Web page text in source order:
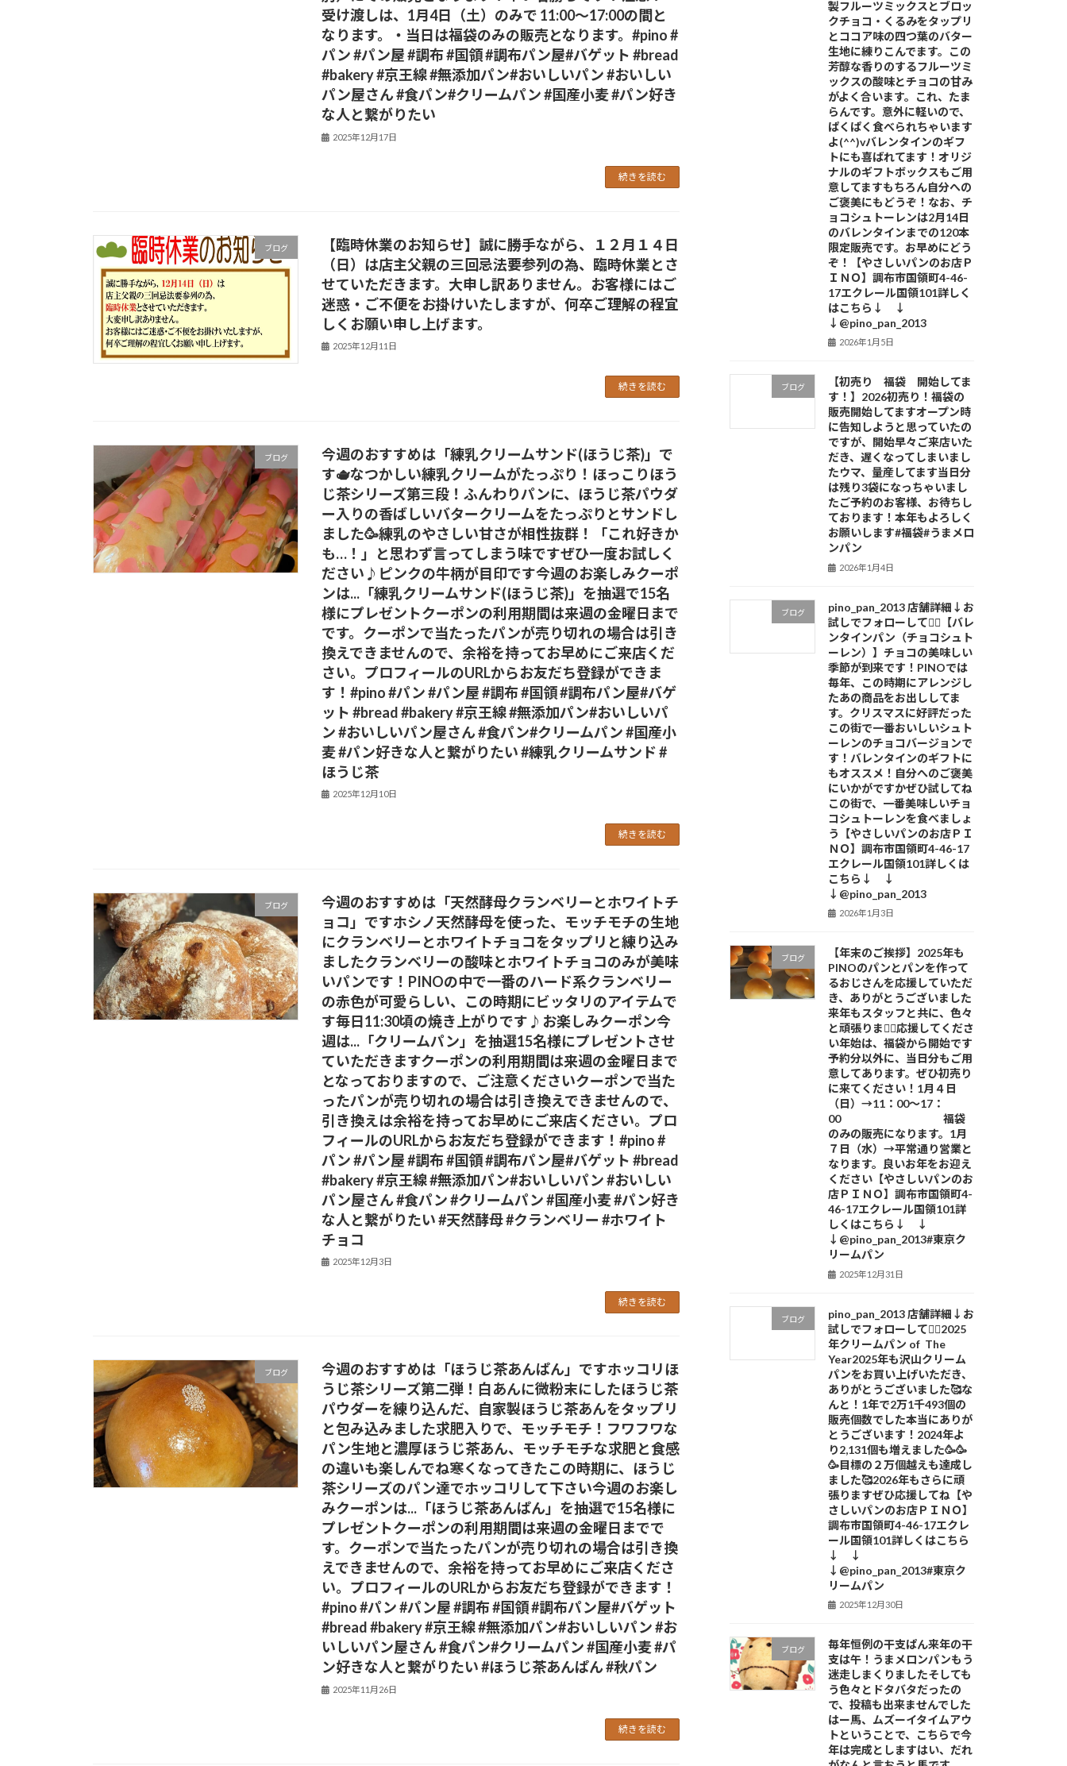
受け渡しは、1月4日（土）のみで 11:00～17:00の間と
なります。・当日は福袋のみの販売となります。#pino #
パン #パン屋 #調布 #国領 #調布パン屋⁡#バゲット #bread
#bakery #京王線 #無添加パン⁡#おいしいパン #おいしい
パン屋さん #食パン⁡#クリームパン #国産小麦 #パン好き
な人と繋がりたい
2025年12月17日
続きを読む
ブログ
【臨時休業のお知らせ】誠に勝手ながら、１２月１４日
（日）は店主父親の三回忌法要参列の為、臨時休業とさ
せていただきます。大申し訳ありません。お客様にはご
迷惑・ご不便をお掛けいたしますが、何卒ご理解の程宜
しくお願い申し上げます。
2025年12月11日
続きを読む
ブログ
今週のおすすめは「練乳クリームサンド(ほうじ茶)」で
す🫖なつかしい練乳クリームがたっぷり！ほっこりほう
じ茶シリーズ第三段！ふんわりパンに、ほうじ茶パウダ
ー入りの香ばしいバタークリームをたっぷりとサンドし
ました🥳練乳のやさしい甘さが相性抜群！「これ好きか
も…！」と思わず言ってしまう味ですぜひ一度お試しく
ださい♪ピンクの牛柄が目印です今週のお楽しみクーポ
ンは...「練乳クリームサンド(ほうじ茶)」を抽選で15名
様にプレゼントクーポンの利用期間は来週の金曜日まで
です。クーポンで当たったパンが売り切れの場合は引き
換えできませんので、余裕を持ってお早めにご来店くだ
さい。プロフィールのURLからお友だち登録ができま
す！#pino #パン #パン屋 #調布 #国領 #調布パン屋⁡#バゲ
ット #bread #bakery #京王線 #無添加パン⁡#おいしいパ
ン #おいしいパン屋さん #食パン⁡#クリームパン #国産小
麦 #パン好きな人と繋がりたい #練乳クリームサンド #
ほうじ茶
2025年12月10日
続きを読む
ブログ
今週のおすすめは「天然酵母クランベリーとホワイトチ
ョコ」ですホシノ天然酵母を使った、モッチモチの生地
にクランベリーとホワイトチョコをタップリと練り込み
ました️クランベリーの酸味とホワイトチョコのみが美味
いパンです！PINOの中で一番のハード系クランベリー
の赤色が可愛らしい、この時期にビッタリのアイテムで
す毎日11:30頃の焼き上がりです♪お楽しみクーポン今
週は...「クリームパン」を抽選15名様にプレゼントさせ
ていただきますクーポンの利用期間は来週の金曜日まで
となっておりますので、ご注意ください️クーポンで当た
ったパンが売り切れの場合は引き換えできませんので、
引き換えは余裕を持ってお早めにご来店ください。プロ
フィールのURLからお友だち登録ができます！#pino #
パン #パン屋 #調布 #国領 #調布パン屋⁡#バゲット #bread
#bakery #京王線 #無添加パン⁡#おいしいパン #おいしい
パン屋さん #食パン ⁡#クリームパン #国産小麦 #パン好き
な人と繋がりたい #天然酵母 #クランベリー #ホワイト
チョコ
2025年12月3日
続きを読む
ブログ
今週のおすすめは「ほうじ茶あんぱん」ですホッコリほ
うじ茶シリーズ第二弾！白あんに微粉末にしたほうじ茶
パウダーを練り込んだ、自家製ほうじ茶あんをタップリ
と包み込みました️求肥入りで、モッチモチ！フワフワな
パン生地と濃厚ほうじ茶あん、モッチモチな求肥と食感
の違いも楽しんでね寒くなってきたこの時期に、ほうじ
茶シリーズのパン達でホッコリして下さい今週のお楽し
みクーポンは...「ほうじ茶あんぱん」を抽選で15名様に
プレゼントクーポンの利用期間は来週の金曜日までで
す。クーポンで当たったパンが売り切れの場合は引き換
えできませんので、余裕を持ってお早めにご来店くださ
い。プロフィールのURLからお友だち登録ができます！
#pino #パン #パン屋 #調布 #国領 #調布パン屋⁡#バゲット
#bread #bakery #京王線 #無添加パン⁡#おいしいパン #お
いしいパン屋さん #食パン⁡#クリームパン #国産小麦 #パ
ン好きな人と繋がりたい #ほうじ茶あんぱん #秋パン
2025年11月26日
続きを読む
製フルーツミックスとブロッ
クチョコ・くるみをタップリ
とココア味の四つ葉のバター
生地に練りこんでます。この
芳醇な香りのするフルーツミ
ックスの酸味とチョコの甘み
がよく合います。これ、たま
らんです。意外に軽いので、
ぱくぱく食べられちゃいます
よ(^^)vバレンタインのギフ
トにも喜ばれてます！オリジ
ナルのギフトボックスもご用
意してますもちろん自分への
ご褒美にもどうぞ！なお、チ
ョコシュトーレンは2月14日
のバレンタインまでの120本
限定販売です。お早めにどう
ぞ！【やさしいパンのお店Ｐ
ＩＮＯ】調布市国領町4-46-
17エクレール国領101詳しく
はこちら↓ ↓
↓@pino_pan_2013
2026年1月5日
ブログ
【初売り 福袋 開始してま
す！】2026初売り！福袋の
販売開始してますオープン時
に告知しようと思っていたの
ですが、開始早々ご来店いた
だき、遅くなってしまいまし
たウマ、量産してます当日分
は残り3袋になっちゃいまし
たご予約のお客様、お待ちし
ております！本年もよろしく
お願いします#福袋#うまメロ
ンパン
2026年1月4日
ブログ
pino_pan_2013 店舗詳細↓お
試しでフォローしてね🏻【バレ
ンタインパン（チョコシュト
ーレン）】チョコの美味しい
季節が到来です！PINOでは
毎年、この時期にアレンジし
たあの商品をお出ししてま
す。クリスマスに好評だった
この街で一番おいしいシュト
ーレンのチョコバージョンで
す！バレンタインのギフトに
もオススメ！自分へのご褒美
にいかがですかぜひ試してね
この街で、一番美味しいチョ
コシュトーレンを食べましょ
う【やさしいパンのお店ＰＩ
ＮＯ】調布市国領町4-46-17
エクレール国領101詳しくは
こちら↓ ↓
↓@pino_pan_2013
2026年1月3日
ブログ
【年末のご挨拶】2025年も
PINOのパンとパンを作って
るおじさんを応援していただ
き、ありがとうございました
来年もスタッフと共に、色々
と頑張ります🏻応援してくださ
い年始は、福袋から開始です
予約分以外に、当日分もご用
意してあります。ぜひ初売り
に来てください！1月４日
（日）→11：00～17：
00 福袋
のみの販売になります。1月
７日（水）→平常通り営業と
なります。良いお年をお迎え
ください【やさしいパンのお
店ＰＩＮＯ】調布市国領町4-
46-17エクレール国領101詳
しくはこちら↓ ↓
↓@pino_pan_2013#東京ク
リームパン
2025年12月31日
ブログ
pino_pan_2013 店舗詳細↓お
試しでフォローしてね🏻2025
年クリームパン of The
Year2025年も沢山クリーム
パンをお買い上げいただき、
ありがとうございました🥰な
んと！1年で2万1千493個の
販売個数でした本当にありが
とうございます！2024年よ
り2,131個も増えました🥳🥳
🥳目標の２万個越えも達成し
ました🥰2026年もさらに頑
張りますぜひ応援してね【や
さしいパンのお店ＰＩＮＯ】
調布市国領町4-46-17エクレ
ール国領101詳しくはこちら
↓ ↓
↓@pino_pan_2013#東京ク
リームパン
2025年12月30日
ブログ
毎年恒例の干支ぱん来年の干
支は午！うまメロンパンもう
迷走しまくりましたそしても
う色々とドタバタだったの
で、投稿も出来ませんでした
はー馬、ムズーイタイムアウ
トということで、こちらで今
年は完成としますはい、だれ